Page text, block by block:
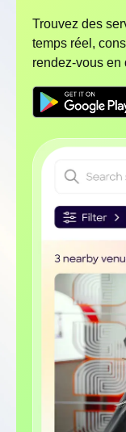
Trouvez des
temps réel,
rendez-vous